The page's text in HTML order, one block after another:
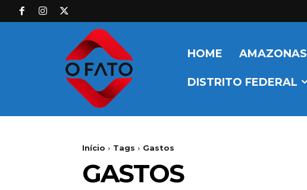
HOME AMAZONAS
DISTRITO FEDERAL
Início Tags Gastos
GASTOS